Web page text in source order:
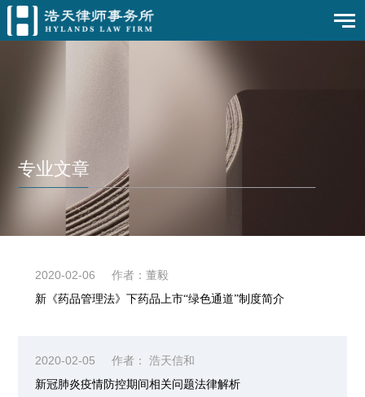
专业文章
2020-02-06
作者：董毅
新《药品管理法》下药品上市“绿色通道”制度简介
2020-02-05
作者： 浩天信和
新冠肺炎疫情防控期间相关问题法律解析